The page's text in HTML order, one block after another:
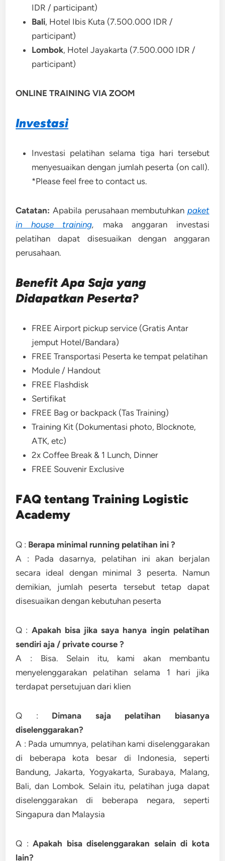
IDR / participant)
Bali, Hotel Ibis Kuta (7.500.000 IDR /
participant)
Lombok, Hotel Jayakarta (7.500.000 IDR /
participant)
ONLINE TRAINING VIA ZOOM
Investasi
Investasi pelatihan selama tiga hari tersebut
menyesuaikan dengan jumlah peserta (on call).
*Please feel free to contact us.
Catatan: Apabila perusahaan membutuhkan paket
in house training, maka anggaran investasi
pelatihan dapat disesuaikan dengan anggaran
perusahaan.
Benefit Apa Saja yang
Didapatkan Peserta?
FREE Airport pickup service (Gratis Antar
jemput Hotel/Bandara)
FREE Transportasi Peserta ke tempat pelatihan
Module / Handout
FREE Flashdisk
Sertifikat
FREE Bag or backpack (Tas Training)
Training Kit (Dokumentasi photo, Blocknote,
ATK, etc)
2x Coffee Break & 1 Lunch, Dinner
FREE Souvenir Exclusive
FAQ tentang Training Logistic
Academy
Q : Berapa minimal running pelatihan ini ?
A : Pada dasarnya, pelatihan ini akan berjalan
secara ideal dengan minimal 3 peserta. Namun
demikian, jumlah peserta tersebut tetap dapat
disesuaikan dengan kebutuhan peserta
Q : Apakah bisa jika saya hanya ingin pelatihan
sendiri aja / private course ?
A : Bisa. Selain itu, kami akan membantu
menyelenggarakan pelatihan selama 1 hari jika
terdapat persetujuan dari klien
Q : Dimana saja pelatihan biasanya
diselenggarakan?
A : Pada umumnya, pelatihan kami diselenggarakan
di beberapa kota besar di Indonesia, seperti
Bandung, Jakarta, Yogyakarta, Surabaya, Malang,
Bali, dan Lombok. Selain itu, pelatihan juga dapat
diselenggarakan di beberapa negara, seperti
Singapura dan Malaysia
Q :Apakah bisa diselenggarakan selain di kota
lain?